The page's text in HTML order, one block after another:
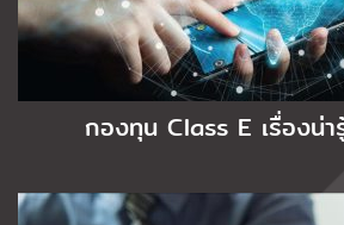
กองทุน Class E เรื่องน่